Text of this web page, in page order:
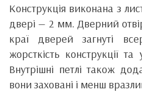
Конструкція виконана з
двері — 2 мм. Дверний
краї дверей загнуті
жорсткість конструкції
Внутрішні петлі також
вони заховані і менш